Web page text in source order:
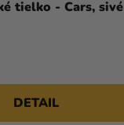
tielko - Cars, sivé
DETAIL